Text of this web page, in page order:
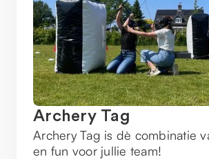
Archery Tag
Archery Tag is dè combinatie
en fun voor jullie team!